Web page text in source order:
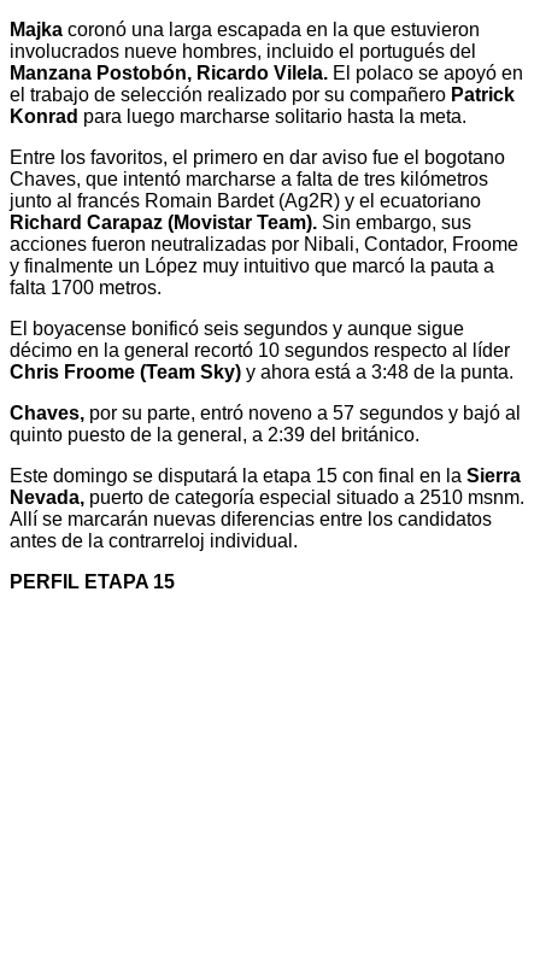
Majka coronó una larga escapada en la que estuvieron
involucrados nueve hombres, incluido el portugués del
Manzana Postobón, Ricardo Vilela. El polaco se apoyó en
el trabajo de selección realizado por su compañero Patrick
Konrad para luego marcharse solitario hasta la meta.
Entre los favoritos, el primero en dar aviso fue el bogotano
Chaves, que intentó marcharse a falta de tres kilómetros
junto al francés Romain Bardet (Ag2R) y el ecuatoriano
Richard Carapaz (Movistar Team). Sin embargo, sus
acciones fueron neutralizadas por Nibali, Contador, Froome
y finalmente un López muy intuitivo que marcó la pauta a
falta 1700 metros.
El boyacense bonificó seis segundos y aunque sigue
décimo en la general recortó 10 segundos respecto al líder
Chris Froome (Team Sky) y ahora está a 3:48 de la punta.
Chaves, por su parte, entró noveno a 57 segundos y bajó al
quinto puesto de la general, a 2:39 del británico.
Este domingo se disputará la etapa 15 con final en la Sierra
Nevada, puerto de categoría especial situado a 2510 msnm.
Allí se marcarán nuevas diferencias entre los candidatos
antes de la contrarreloj individual.
PERFIL ETAPA 15